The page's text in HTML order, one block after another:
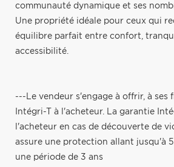
communauté dynamique et ses
Une propriété idéale pour ceux qui
équilibre parfait entre confort,
accessibilité.
---Le vendeur s'engage à offrir, à ses
Intégri-T à l'acheteur. La garantie
l'acheteur en cas de découverte de
assure une protection allant jusqu'à
une période de 3 ans